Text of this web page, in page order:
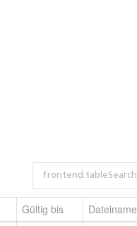
Gültig bis
Dateiname